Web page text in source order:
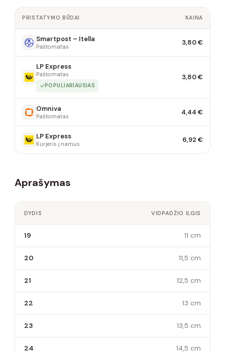
PRISTATYMO BŪDAI KAINA
Smartpost – Itella
Paštomatas 3,80 €
LP Express
Paštomatas
POPULIARIAUSIAS
3,80 €
Omniva
Paštomatas 4,44 €
LP Express
Kurjeris į namus 6,92 €
Aprašymas
DYDIS VIDPADŽIO ILGIS
19 11 cm
20 11,5 cm
21 12,5 cm
22 13 cm
23 13,5 cm
24 14,5 cm